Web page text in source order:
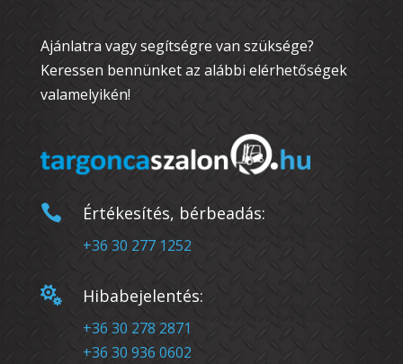
Ajánlatra vagy segítségre van szüksége?
Keressen bennünket az alábbi elérhetőségek
valamelyikén!
 Értékesítés, bérbeadás:
+36 30 277 1252
 Hibabejelentés:
+36 30 278 2871
+36 30 936 0602